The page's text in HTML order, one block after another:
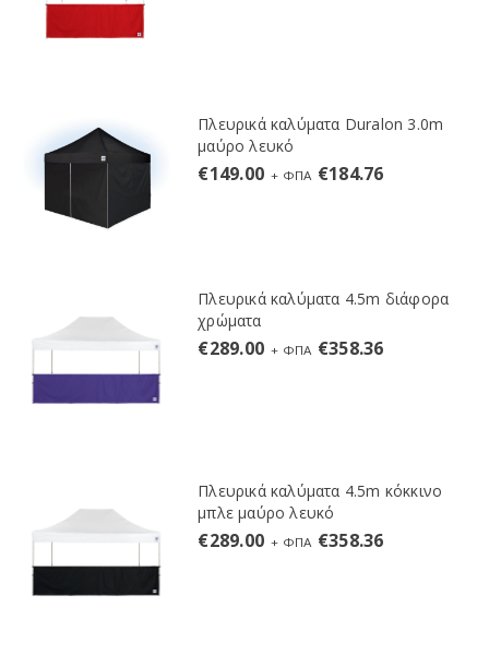
Πλευρικά καλύματα Duralon 3.0m
μαύρο λευκό
€149.00 + ΦΠΑ €184.76
Πλευρικά καλύματα 4.5m διάφορα
χρώματα
€289.00 + ΦΠΑ €358.36
Πλευρικά καλύματα 4.5m κόκκινο
μπλε μαύρο λευκό
€289.00 + ΦΠΑ €358.36